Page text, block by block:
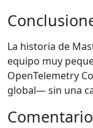
La historia de
equipo muy
OpenTelemetry
global— sin una